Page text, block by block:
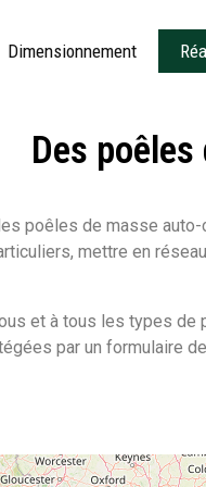
Dimensionnement
Des
poêles de masse
mettre en
et à tous les types
par un formulaire